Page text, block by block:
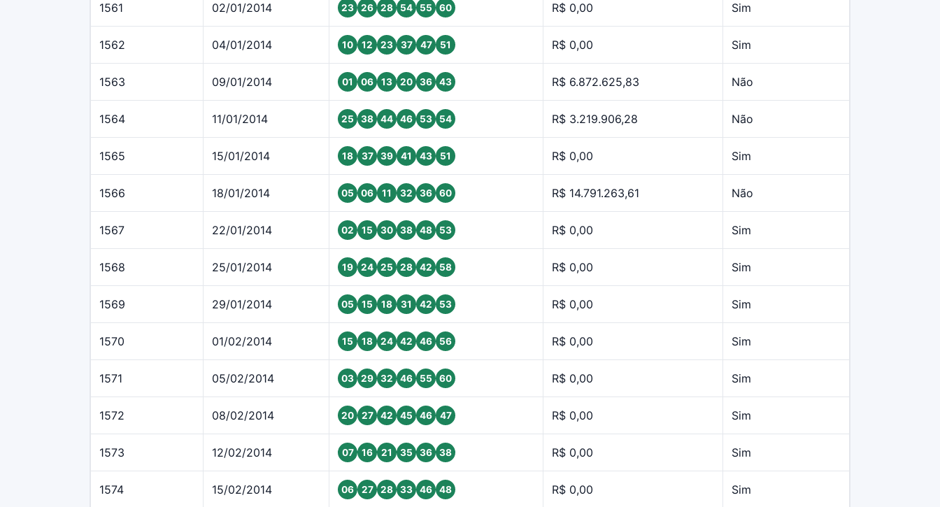
1561 02/01/2014 23 26 28 54 55 60 R$ 0,00 Sim
1562 04/01/2014 10 12 23 37 47 51 R$ 0,00 Sim
1563 09/01/2014 01 06 13 20 36 43 R$ 6.872.625,83 Não
1564 11/01/2014 25 38 44 46 53 54 R$ 3.219.906,28 Não
1565 15/01/2014 18 37 39 41 43 51 R$ 0,00 Sim
1566 18/01/2014 05 06 11 32 36 60 R$ 14.791.263,61 Não
1567 22/01/2014 02 15 30 38 48 53 R$ 0,00 Sim
1568 25/01/2014 19 24 25 28 42 58 R$ 0,00 Sim
1569 29/01/2014 05 15 18 31 42 53 R$ 0,00 Sim
1570 01/02/2014 15 18 24 42 46 56 R$ 0,00 Sim
1571 05/02/2014 03 29 32 46 55 60 R$ 0,00 Sim
1572 08/02/2014 20 27 42 45 46 47 R$ 0,00 Sim
1573 12/02/2014 07 16 21 35 36 38 R$ 0,00 Sim
1574 15/02/2014 06 27 28 33 46 48 R$ 0,00 Sim